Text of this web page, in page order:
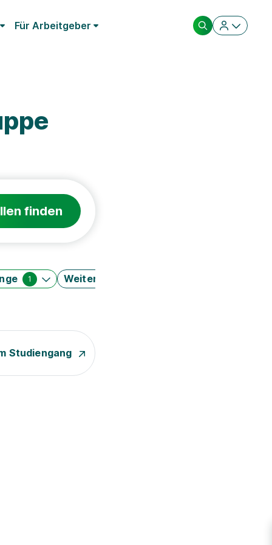
Für Arbeitgeber
finden
1 Weitere Filter
Studiengang